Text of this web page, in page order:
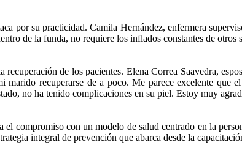
por su practicidad. Camila Hernández, enfermera
de la funda, no requiere los inflados constantes de otros
de los pacientes. Elena Correa Saavedra,
recuperarse de a poco. Me parece excelente
no ha tenido complicaciones en su piel. Estoy muy
compromiso con un modelo de salud centrado en la
integral de prevención que abarca desde la